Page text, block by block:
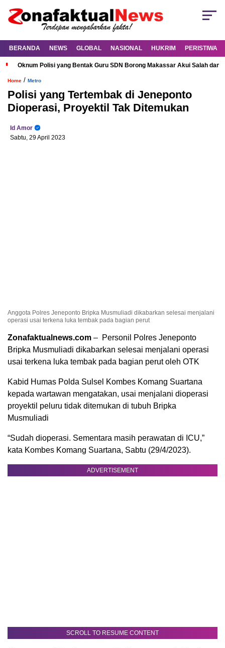
BERANDA NEWS GLOBAL NASIONAL HUKRIM PERISTIWA
Oknum Polisi yang Bentak Guru SDN Borong Makassar Akui Salah dan
Home / Metro
Polisi yang Tertembak di Jeneponto
Dioperasi, Proyektil Tak Ditemukan
Id Amor
Sabtu, 29 April 2023
Anggota Polres Jeneponto Bripka Musmuliadi dikabarkan selesai menjalani
operasi usai terkena luka tembak pada bagian perut
Zonafaktualnews.com – Personil Polres Jeneponto
Bripka Musmuliadi dikabarkan selesai menjalani operasi
usai terkena luka tembak pada bagian perut oleh OTK
Kabid Humas Polda Sulsel Kombes Komang Suartana
kepada wartawan mengatakan, usai menjalani dioperasi
proyektil peluru tidak ditemukan di tubuh Bripka
Musmuliadi
“Sudah dioperasi. Sementara masih perawatan di ICU,”
kata Kombes Komang Suartana, Sabtu (29/4/2023).
ADVERTISEMENT
SCROLL TO RESUME CONTENT